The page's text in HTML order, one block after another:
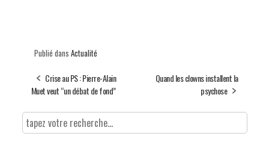
Publié dans Actualité
Crise au PS : Pierre-Alain
Muet veut “un débat de fond”
Quand les clowns installent la
psychose